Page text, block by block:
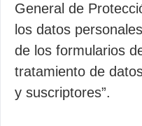
General de
los datos
de los formularios
tratamiento de
y suscriptores”.